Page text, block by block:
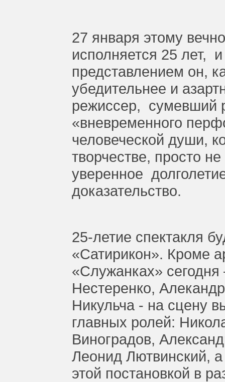
27 января этому
исполняется 25 лет,
представлением он,
убедительнее и
режиссер, сумевший
«вневременного
человеческой души,
творчестве, просто
уверенное
доказательство.
25-летие спектакля
«Сатирикон». Кроме
«Служанках»
Нестеренко,
Никульча - на сцену
главных ролей:
Виноградов,
Леонид Лютвинский,
этой постановкой в